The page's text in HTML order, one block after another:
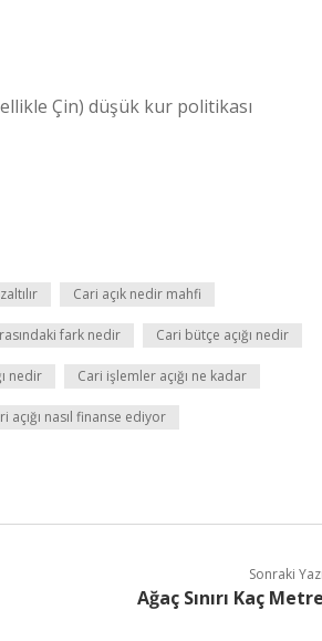
Çin) düşük kur politikası
Cari açık nedir mahfi
fark nedir Cari bütçe açığı nedir
nedir Cari işlemler açığı ne kadar
açığı nasıl finanse ediyor
Sonraki
Ağaç Sınırı Kaç